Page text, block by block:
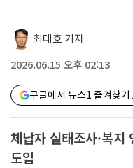
최대호 기자
2026.06.15 오후 02:13
구글에서 뉴스1 즐겨찾기
체납자 실태조사·복
도입